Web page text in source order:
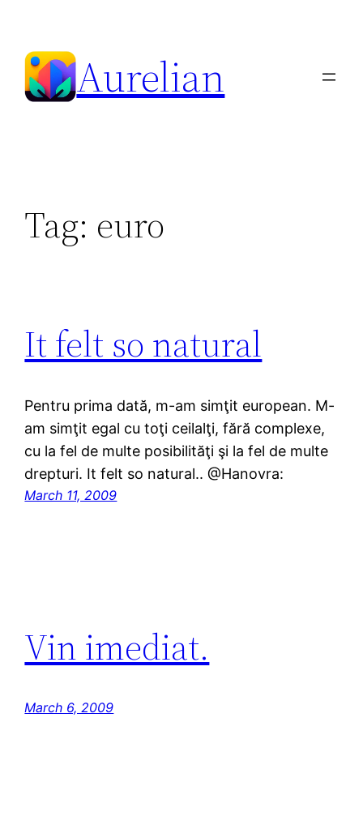
content
Aurelian
Tag: euro
It felt so natural
Pentru prima dată, m-am simţit european. M-
am simţit egal cu toţi ceilalţi, fără complexe,
cu la fel de multe posibilităţi şi la fel de multe
drepturi. It felt so natural.. @Hanovra:
March 11, 2009
Vin imediat.
March 6, 2009